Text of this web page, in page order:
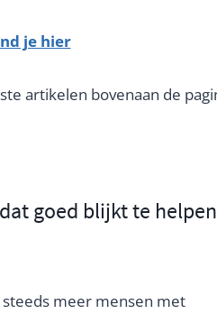
je hier
artikelen bovenaan de
goed blijkt te
meer mensen met